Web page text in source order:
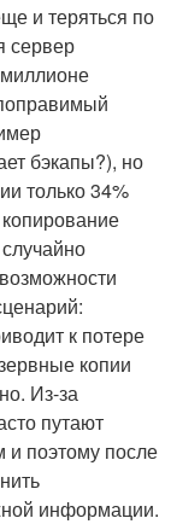
и теряться по
сервер
бэкапы?), но
только 34%
к потере
копии
Из-за
путают
и поэтому после
информации.